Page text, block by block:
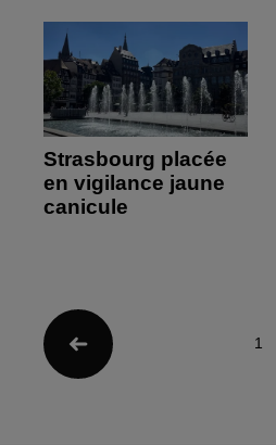
Strasbourg placée
en vigilance jaune
canicule
1